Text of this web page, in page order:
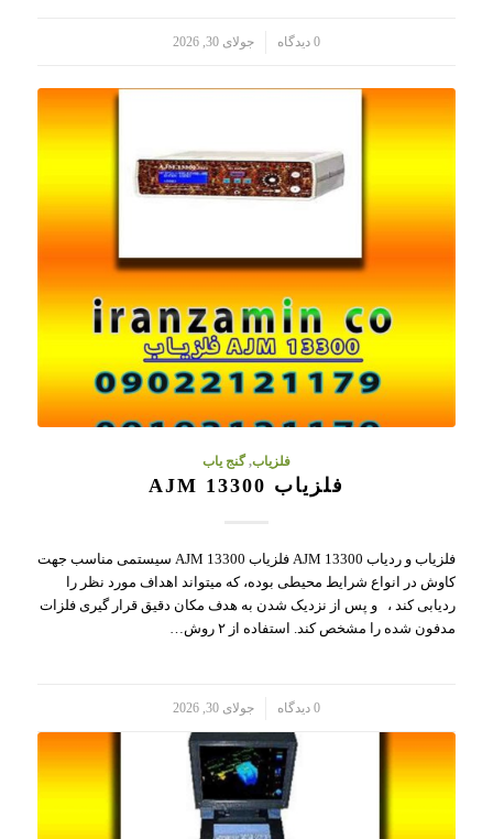
0 دیدگاه جولای 30, 2026
فلزیاب,گنج یاب
فلزیاب AJM 13300
فلزیاب و ردیاب AJM 13300 فلزیاب AJM 13300 سیستمی مناسب جهت
کاوش در انواع شرایط محیطی بوده، که میتواند اهداف مورد نظر را
ردیابی کند ، و پس از نزدیک شدن به هدف مکان دقیق قرار گیری فلزات
مدفون شده را مشخص کند. استفاده از ۲ روش…
0 دیدگاه جولای 30, 2026